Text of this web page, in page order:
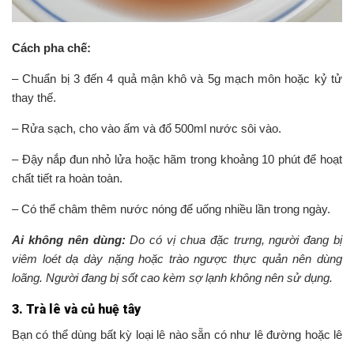
Cách pha chế:
– Chuẩn bị 3 đến 4 quả mận khô và 5g mạch môn hoặc kỷ tử
thay thế.
– Rửa sạch, cho vào ấm và đổ 500ml nước sôi vào.
– Đậy nắp đun nhỏ lửa hoặc hãm trong khoảng 10 phút để hoạt
chất tiết ra hoàn toàn.
– Có thể châm thêm nước nóng để uống nhiều lần trong ngày.
Ai không nên dùng:Do có vị chua đặc trưng, người đang bị
viêm loét dạ dày nặng hoặc trào ngược thực quản nên dùng
loãng. Người đang bị sốt cao kèm sợ lạnh không nên sử dụng.
3. Trà lê và củ huệ tây
Bạn có thể dùng bất kỳ loại lê nào sẵn có như lê đường hoặc lê